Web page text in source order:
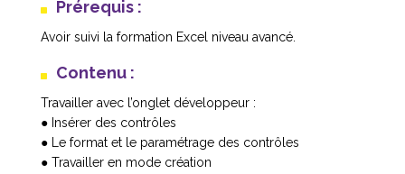
Prérequis :
Avoir suivi la formation Excel niveau avancé.
Contenu :
Travailler avec l’onglet développeur :
● Insérer des contrôles
● Le format et le paramétrage des contrôles
● Travailler en mode création